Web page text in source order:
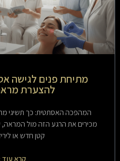
מתיחת פנים לגישה
להצערת
המהפכה האסתטית: כך תשיגי
מכירים את הרגע הזה מול
קטן חדש או